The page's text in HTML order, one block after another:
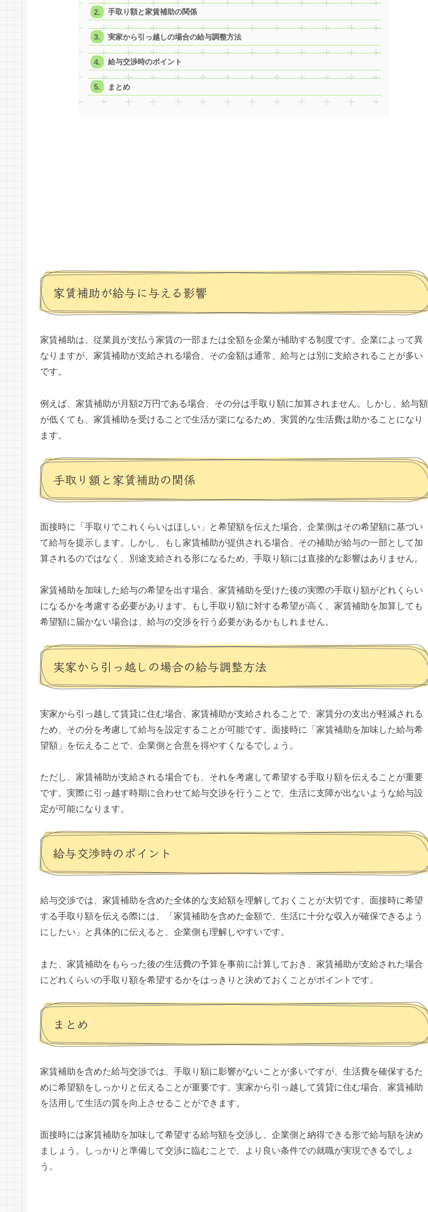
手取り額と家賃補助の関係
実家から引っ越しの場合の給与調整方法
給与交渉時のポイント
まとめ
家賃補助が給与に与える影響
家賃補助は、従業員が支払う家賃の一部または全額を企業が補助する制度です。企業によって異
なりますが、家賃補助が支給される場合、その金額は通常、給与とは別に支給されることが多い
です。
例えば、家賃補助が月額2万円である場合、その分は手取り額に加算されません。しかし、給与額
が低くても、家賃補助を受けることで生活が楽になるため、実質的な生活費は助かることになり
ます。
手取り額と家賃補助の関係
面接時に「手取りでこれくらいはほしい」と希望額を伝えた場合、企業側はその希望額に基づい
て給与を提示します。しかし、もし家賃補助が提供される場合、その補助が給与の一部として加
算されるのではなく、別途支給される形になるため、手取り額には直接的な影響はありません。
家賃補助を加味した給与の希望を出す場合、家賃補助を受けた後の実際の手取り額がどれくらい
になるかを考慮する必要があります。もし手取り額に対する希望が高く、家賃補助を加算しても
希望額に届かない場合は、給与の交渉を行う必要があるかもしれません。
実家から引っ越しの場合の給与調整方法
実家から引っ越して賃貸に住む場合、家賃補助が支給されることで、家賃分の支出が軽減される
ため、その分を考慮して給与を設定することが可能です。面接時に「家賃補助を加味した給与希
望額」を伝えることで、企業側と合意を得やすくなるでしょう。
ただし、家賃補助が支給される場合でも、それを考慮して希望する手取り額を伝えることが重要
です。実際に引っ越す時期に合わせて給与交渉を行うことで、生活に支障が出ないような給与設
定が可能になります。
給与交渉時のポイント
給与交渉では、家賃補助を含めた全体的な支給額を理解しておくことが大切です。面接時に希望
する手取り額を伝える際には、「家賃補助を含めた金額で、生活に十分な収入が確保できるよう
にしたい」と具体的に伝えると、企業側も理解しやすいです。
また、家賃補助をもらった後の生活費の予算を事前に計算しておき、家賃補助が支給された場合
にどれくらいの手取り額を希望するかをはっきりと決めておくことがポイントです。
まとめ
家賃補助を含めた給与交渉では、手取り額に影響がないことが多いですが、生活費を確保するた
めに希望額をしっかりと伝えることが重要です。実家から引っ越して賃貸に住む場合、家賃補助
を活用して生活の質を向上させることができます。
面接時には家賃補助を加味して希望する給与額を交渉し、企業側と納得できる形で給与額を決め
ましょう。しっかりと準備して交渉に臨むことで、より良い条件での就職が実現できるでしょ
う。